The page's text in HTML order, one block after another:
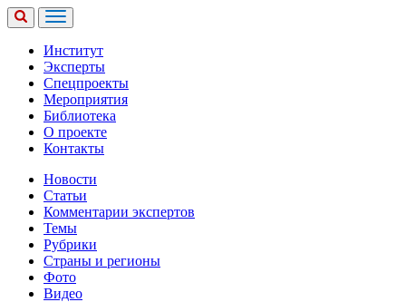
Институт
Эксперты
Спецпроекты
Мероприятия
Библиотека
О проекте
Контакты
Новости
Статьи
Комментарии экспертов
Темы
Рубрики
Страны и регионы
Фото
Видео